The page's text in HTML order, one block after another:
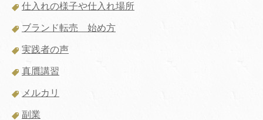
仕入れの様子や仕入れ場所
ブランド転売 始め方
実践者の声
真贋講習
メルカリ
副業